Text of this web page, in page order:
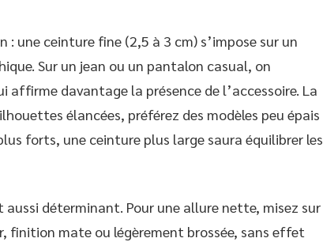
une ceinture fine (2,5 à 3 cm) s’impose sur un
Sur un jean ou un pantalon casual, on
affirme davantage la présence de l’accessoire. La
élancées, préférez des modèles peu épais
forts, une ceinture plus large saura équilibrer les
aussi déterminant. Pour une allure nette, misez sur
finition mate ou légèrement brossée, sans effet